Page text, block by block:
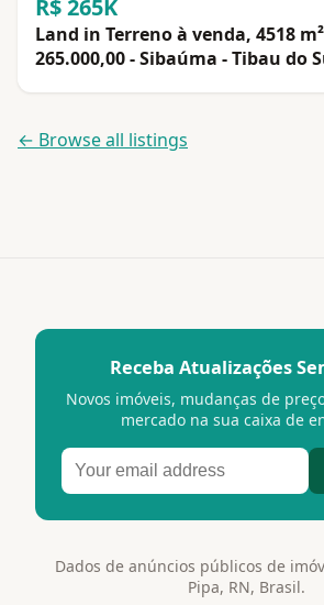
R$ 265K
Land in Terreno à venda, 4518
265.000,00 - Sibaúma - Tibau do
← Browse all listings
Receba Atualizações
Novos imóveis, mudanças de
mercado na sua caixa de
Dados de anúncios públicos de
Pipa, RN, Brasil.